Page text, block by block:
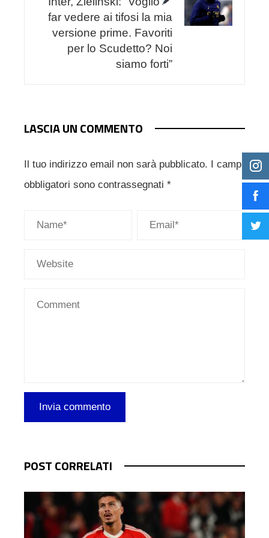
far vedere ai tifosi la mia
versione prime. Favoriti
per lo Scudetto? Noi
siamo forti”
LASCIA UN COMMENTO
Il tuo indirizzo email non sarà pubblicato. I campi
obbligatori sono contrassegnati *
POST CORRELATI